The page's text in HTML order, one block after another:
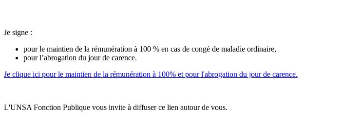
Je signe :
pour le maintien de la rémunération à 100 % en cas de congé de maladie ordinaire,
pour l’abrogation du jour de carence.
Je clique ici pour le maintien de la rémunération à 100% et pour l'abrogation du jour de carence.
L'UNSA Fonction Publique vous invite à diffuser ce lien autour de vous.